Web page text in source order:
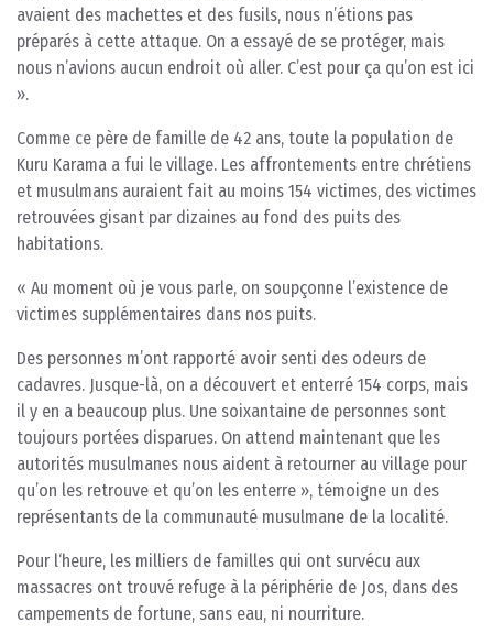
avaient des machettes et des fusils, nous n’étions pas
préparés à cette attaque. On a essayé de se protéger, mais
nous n’avions aucun endroit où aller. C’est pour ça qu’on est ici
».
Comme ce père de famille de 42 ans, toute la population de
Kuru Karama a fui le village. Les affrontements entre chrétiens
et musulmans auraient fait au moins 154 victimes, des victimes
retrouvées gisant par dizaines au fond des puits des
habitations.
« Au moment où je vous parle, on soupçonne l’existence de
victimes supplémentaires dans nos puits.
Des personnes m’ont rapporté avoir senti des odeurs de
cadavres. Jusque-là, on a découvert et enterré 154 corps, mais
il y en a beaucoup plus. Une soixantaine de personnes sont
toujours portées disparues. On attend maintenant que les
autorités musulmanes nous aident à retourner au village pour
qu’on les retrouve et qu’on les enterre », témoigne un des
représentants de la communauté musulmane de la localité.
Pour l‘heure, les milliers de familles qui ont survécu aux
massacres ont trouvé refuge à la périphérie de Jos, dans des
campements de fortune, sans eau, ni nourriture.